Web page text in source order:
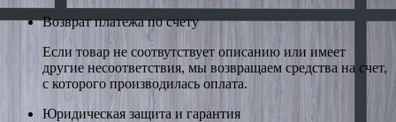
Возврат платежа по счету
Если товар не соотвутствует описанию или имеет
другие несоответствия, мы возвращаем средства на счет,
с которого производилась оплата.
Юридическая защита и гарантия